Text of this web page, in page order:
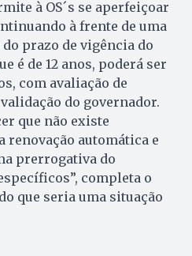
à OS´s se aperfeiçoar
à frente de uma
prazo de vigência do
é de 12 anos, poderá ser
com avaliação de
do governador.
que não existe
renovação automática e
prerrogativa do
completa o
que seria uma situação